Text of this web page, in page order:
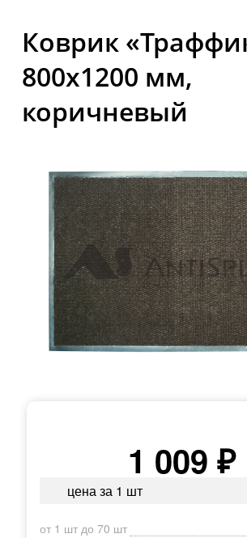
Коврик
800x1200 мм,
коричневый
1 009 ₽
цена за 1 шт
от 1 шт до 70 шт